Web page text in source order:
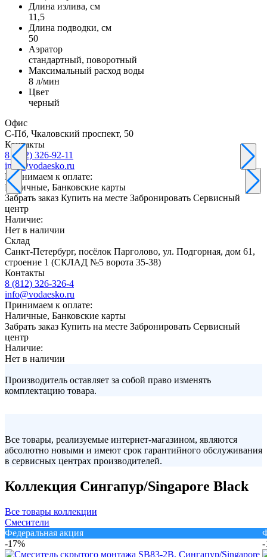
Длина излива, см
11,5
Длина подводки, см
50
Аэратор
стандартный, поворотный
Максимальный расход воды
8 л/мин
Цвет
черный
Офис
С-Пб, Чкаловский проспект, 50
Контакты
8 (812) 326-92-11
info@vodaesko.ru
Принимаем к оплате:
Наличные, Банковские карты
Забрать заказ Купить на месте Забронировать Сервисный
центр
Наличие:
Нет в наличии
Склад
Санкт-Петербург, посёлок Парголово, ул. Подгорная, дом 61,
строение 1 (СКЛАД №5 ворота 35-38)
Контакты
8 (812) 326-326-4
info@vodaesko.ru
Принимаем к оплате:
Наличные, Банковские карты
Забрать заказ Купить на месте Забронировать Сервисный
центр
Наличие:
Нет в наличии
Производитель оставляет за собой право изменять
комплектацию товара.
Все товары, реализуемые интернет-магазином, являются
абсолютно новыми и имеют срок гарантийного обслуживания
в сервисных центрах производителей.
Коллекция Сингапур/Singapore Black
Все товары коллекции
Смесители
Федеральная акция
-17%
-